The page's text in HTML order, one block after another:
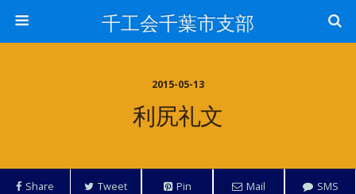
千工会千葉市支部
2015-05-13
利尻礼文
Share Tweet Pin Mail SMS